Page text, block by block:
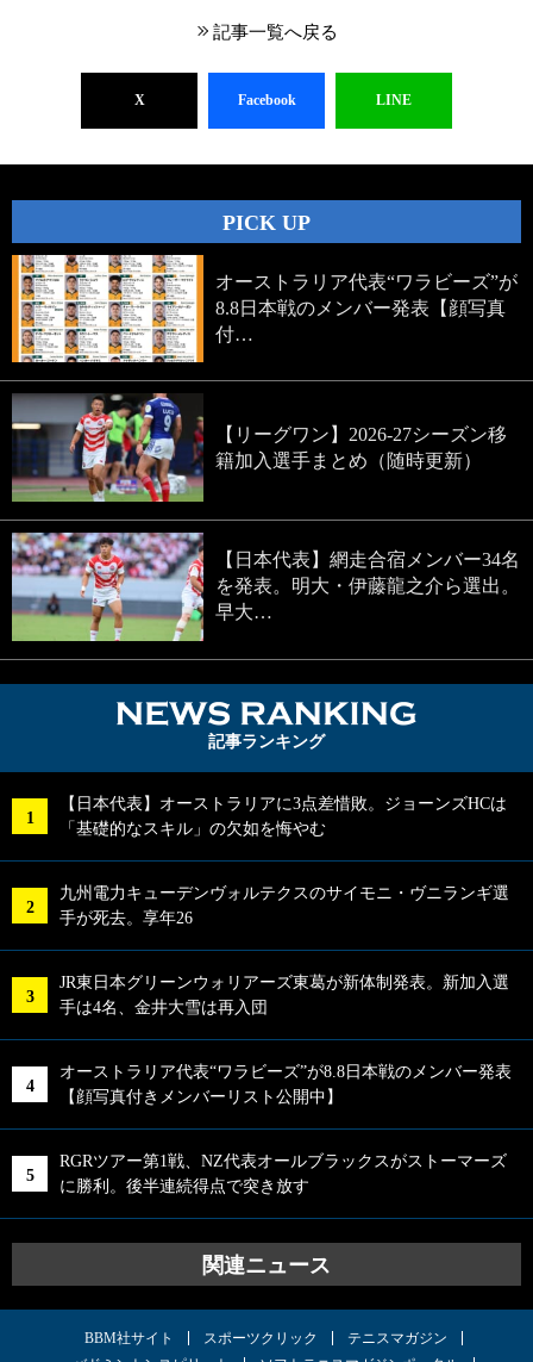
記事一覧へ戻る
X Facebook LINE
PICK UP
オーストラリア代表“ワラビーズ”が
8.8日本戦のメンバー発表【顔写真
付…
【リーグワン】2026-27シーズン移
籍加入選手まとめ（随時更新）
【日本代表】網走合宿メンバー34名
を発表。明大・伊藤龍之介ら選出。
早大…
記事ランキング
【日本代表】オーストラリアに3点差惜敗。ジョーンズHCは
「基礎的なスキル」の欠如を悔やむ
九州電力キューデンヴォルテクスのサイモニ・ヴニランギ選
手が死去。享年26
JR東日本グリーンウォリアーズ東葛が新体制発表。新加入選
手は4名、金井大雪は再入団
オーストラリア代表“ワラビーズ”が8.8日本戦のメンバー発表
【顔写真付きメンバーリスト公開中】
RGRツアー第1戦、NZ代表オールブラックスがストーマーズ
に勝利。後半連続得点で突き放す
関連ニュース
BBM社サイト スポーツクリック
テニスマガジン